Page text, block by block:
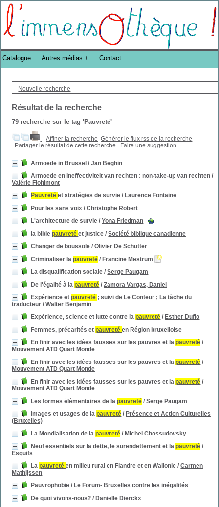
Bibliothèque DoucheFLUX Bibliotheek -->
Nouvelle recherche
Résultat de la recherche
79 recherche sur le tag'Pauvreté'
Affiner la recherche Générer le flux rss de la recherche
Partager le résultat de cette recherche
Faire une suggestion
Armoede in Brussel /Jan Béghin
Armoede en ineffectiviteit van rechten : non-take-up van rechten /
Valérie Flohimont
Pauvretéet stratégies de survie / Laurence Fontaine
Pour les sans voix /Christophe Robert
L'architecture de survie /Yona Friedman
la biblepauvretéet justice /Société biblique canadienne
Changer de boussole /Olivier De Schutter
Criminaliser lapauvreté / Francine Mestrum
La disqualification sociale /Serge Paugam
De l'égalité à lapauvreté /Zamora Vargas, Daniel
Expérience etpauvreté ; suivi de Le Conteur ; La tâche du
traducteur /Walter Benjamin
Expérience, science et lutte contre lapauvreté / Esther Duflo
Femmes, précarités etpauvretéen Région bruxelloise
En finir avec les idées fausses sur les pauvres et lapauvreté /
Mouvement ATD Quart Monde
En finir avec les idées fausses sur les pauvres et lapauvreté /
Mouvement ATD Quart Monde
En finir avec les idées fausses sur les pauvres et lapauvreté /
Mouvement ATD Quart Monde
Les formes élémentaires de lapauvreté /Serge Paugam
Images et usages de lapauvreté / Présence et Action Culturelles
(Bruxelles)
La Mondialisation de lapauvreté / Michel Chossudovsky
Neuf essentiels sur la dette, le surendettement et lapauvreté /
Esquifs
Lapauvretéen milieu rural en Flandre et en Wallonie /Carmen
Mathijssen
Pauvrophobie / Le Forum- Bruxelles contre les inégalités
De quoi vivons-nous? / Danielle Dierckx
Catalogue Autres médias Contact